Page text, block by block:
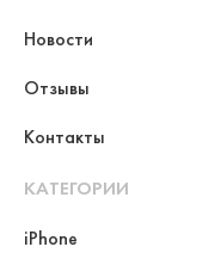
Новости
Отзывы
Контакты
КАТЕГОРИИ
iPhone